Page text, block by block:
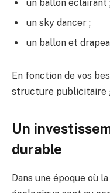
un ballon éclairant
un sky dancer ;
un ballon et
En fonction de vos
structure publicitaire
Un
durable
Dans une époque où